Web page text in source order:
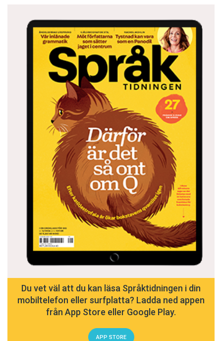
Du vet väl att du kan läsa Språktidningen i din
mobiltelefon eller surfplatta? Ladda ned appen
från App Store eller Google Play.
APP STORE